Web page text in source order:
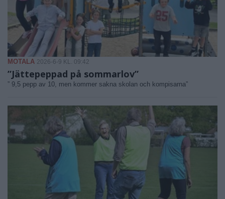
MOTALA 2026-6-9 KL. 09:42
”Jättepeppad på sommarlov”
” 9,5 pepp av 10, men kommer sakna skolan och kompisarna”